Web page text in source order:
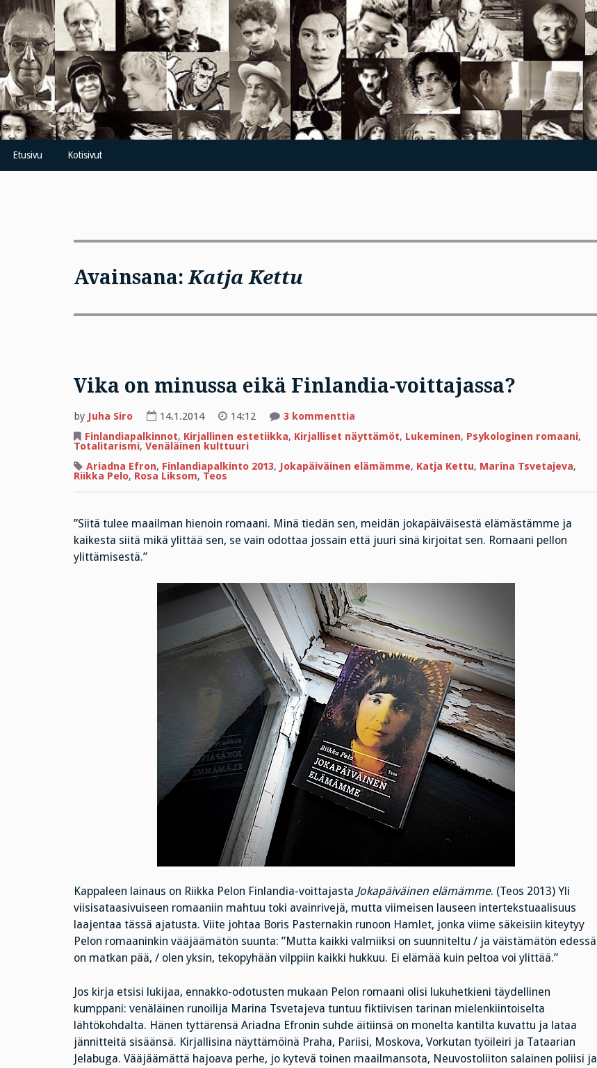
Skip
to
content
Etusivu Kotisivut
Avainsana:Katja Kettu
Vika on minussa eikä Finlandia-voittajassa?
by Juha Siro 14.1.2014 14:12 3 kommenttiaartikkeliin
on
minussa
Finlandia-
voittajassa?
Finlandiapalkinnot, Kirjallinen estetiikka, Kirjalliset näyttämöt, Lukeminen, Psykologinen romaani,
Totalitarismi, Venäläinen kulttuuri
Ariadna Efron, Finlandiapalkinto 2013, Jokapäiväinen elämämme, Katja Kettu, Marina Tsvetajeva,
Riikka Pelo, Rosa Liksom, Teos
”Siitä tulee maailman hienoin romaani. Minä tiedän sen, meidän jokapäiväisestä elämästämme ja
kaikesta siitä mikä ylittää sen, se vain odottaa jossain että juuri sinä kirjoitat sen. Romaani pellon
ylittämisestä.”
Kappaleen lainaus on Riikka Pelon Finlandia-voittajasta Jokapäiväinen elämämme. (Teos 2013) Yli
viisisataasivuiseen romaaniin mahtuu toki avainrivejä, mutta viimeisen lauseen intertekstuaalisuus
laajentaa tässä ajatusta. Viite johtaa Boris Pasternakin runoon Hamlet, jonka viime säkeisiin kiteytyy
Pelon romaaninkin vääjäämätön suunta: ”Mutta kaikki valmiiksi on suunniteltu / ja väistämätön edessä
on matkan pää, / olen yksin, tekopyhään vilppiin kaikki hukkuu. Ei elämää kuin peltoa voi ylittää.”
Jos kirja etsisi lukijaa, ennakko-odotusten mukaan Pelon romaani olisi lukuhetkieni täydellinen
kumppani: venäläinen runoilija Marina Tsvetajeva tuntuu fiktiivisen tarinan mielenkiintoiselta
lähtökohdalta. Hänen tyttärensä Ariadna Efronin suhde äitiinsä on monelta kantilta kuvattu ja lataa
jännitteitä sisäänsä. Kirjallisina näyttämöinä Praha, Pariisi, Moskova, Vorkutan työileiri ja Tataarian
Jelabuga. Vääjäämättä hajoava perhe, jo kytevä toinen maailmansota, Neuvostoliiton salainen poliisi ja